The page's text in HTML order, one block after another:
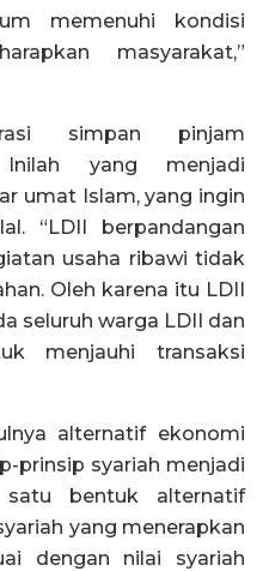
memenuhi kondisi
masyarakat,”
simpan pinjam
yang menjadi
umat Islam, yang ingin
“LDII berpandangan
usaha ribawi tidak
Oleh karena itu LDII
seluruh warga LDII dan
menjauhi transaksi
alternatif ekonomi
prinsip syariah menjadi
satu bentuk alternatif
yang menerapkan
dengan nilai syariah